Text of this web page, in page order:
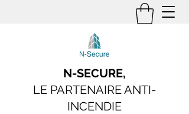
N-SECURE,
LE PARTENAIRE ANTI-
INCENDIE